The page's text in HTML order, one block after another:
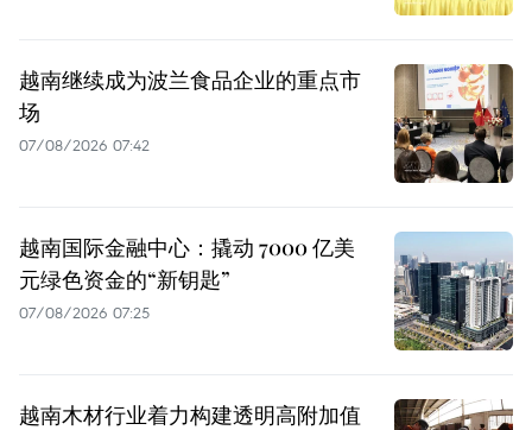
越南继续成为波兰食品企业的重点市
场
07/08/2026 07:42
越南国际金融中心：撬动 7000 亿美
元绿色资金的“新钥匙”
07/08/2026 07:25
越南木材行业着力构建透明高附加值